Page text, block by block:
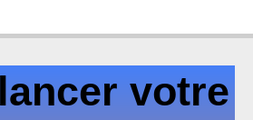
votre